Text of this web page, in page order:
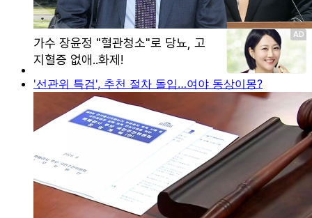
'선관위 특검', 추천 절차 돌입…여야 동상이몽?